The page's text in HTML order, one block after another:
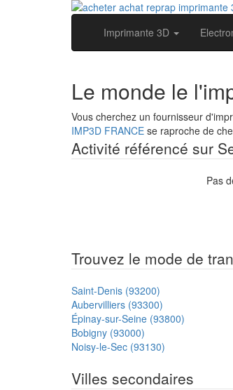
Imprimante 3D
Le monde le
Vous cherchez un fournisseur
IMP3D FRANCE se raproche de
Activité référencé sur
Pas
Trouvez le mode de
Saint-Denis (93200)
Aubervilliers (93300)
Épinay-sur-Seine (93800)
Bobigny (93000)
Noisy-le-Sec (93130)
Villes secondaires